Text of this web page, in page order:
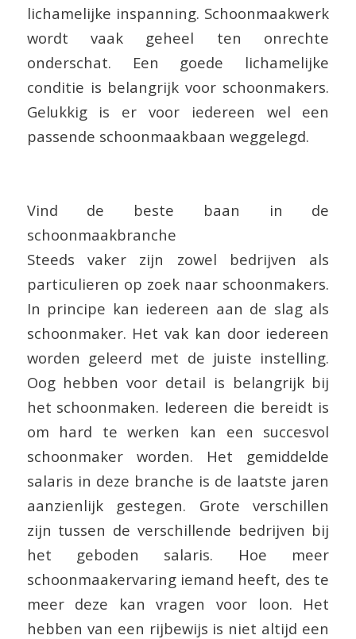
lichamelijke inspanning. Schoonmaakwerk
wordt vaak geheel ten onrechte
onderschat. Een goede lichamelijke
conditie is belangrijk voor schoonmakers.
Gelukkig is er voor iedereen wel een
passende schoonmaakbaan weggelegd.
Vind de beste baan in de
schoonmaakbranche
Steeds vaker zijn zowel bedrijven als
particulieren op zoek naar schoonmakers.
In principe kan iedereen aan de slag als
schoonmaker. Het vak kan door iedereen
worden geleerd met de juiste instelling.
Oog hebben voor detail is belangrijk bij
het schoonmaken. Iedereen die bereidt is
om hard te werken kan een succesvol
schoonmaker worden. Het gemiddelde
salaris in deze branche is de laatste jaren
aanzienlijk gestegen. Grote verschillen
zijn tussen de verschillende bedrijven bij
het geboden salaris. Hoe meer
schoonmaakervaring iemand heeft, des te
meer deze kan vragen voor loon. Het
hebben van een rijbewijs is niet altijd een